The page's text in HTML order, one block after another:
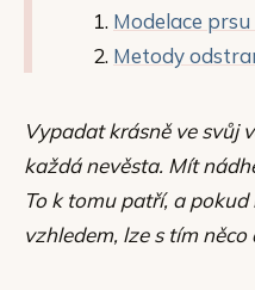
Modelace
Metody
Vypadat krásně ve svůj
každá nevěsta. Mít
To k tomu patří, a
vzhledem, lze s tím něco